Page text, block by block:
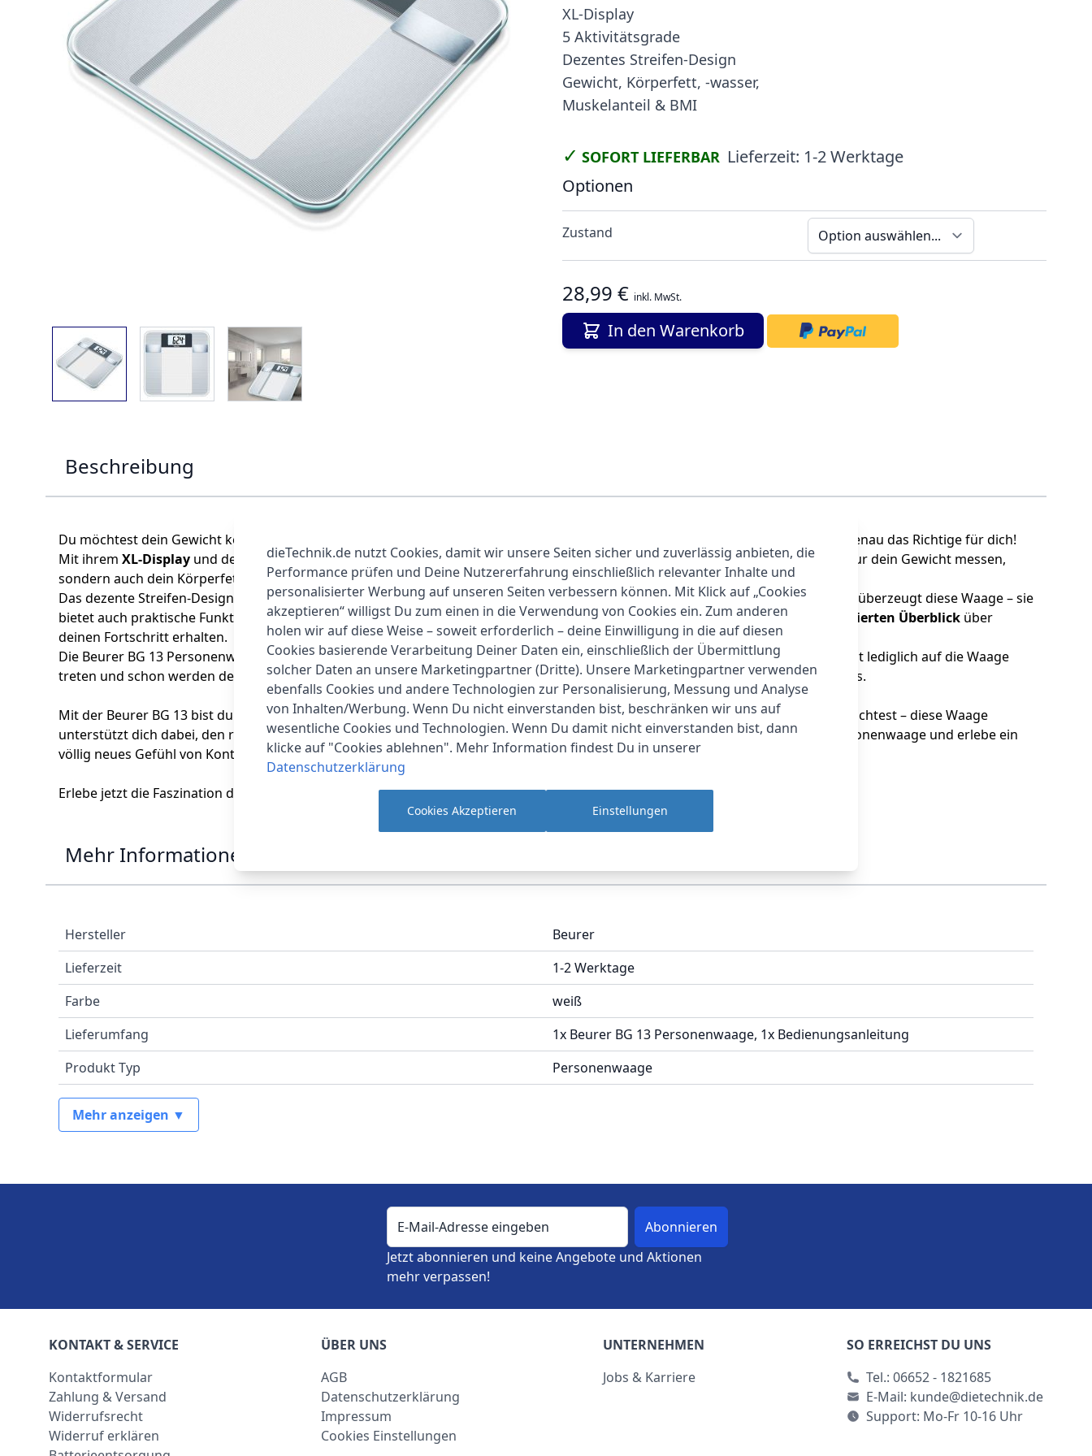
View larger imageView larger imageView larger image
XL-Display
5 Aktivitätsgrade
Dezentes Streifen-Design
Gewicht, Körperfett, -wasser,
Muskelanteil & BMI
✓ SOFORT LIEFERBAR Lieferzeit: 1-2 Werktage
Optionen
Zustand
28,99 € inkl. MwSt.
In den Warenkorb
Beschreibung
Du möchtest dein Gewicht kontrollieren und gleichzeitig deinen Körper analysieren? Dann ist die Beurer BG 13 Personenwaage genau das Richtige für dich!
Mit ihrem XL-Display und den großen, gut lesbaren Ziffern behältst du immer den Überblick über deine Werte. Du kannst nicht nur dein Gewicht messen,
sondern auch dein Körperfett, -wasser, Muskelanteil und deinen BMI ermitteln.
Das dezente Streifen-Design der
Beurer BG 13 macht sie zu einem echten Blickfang in jedem Badezimmer. Doch nicht nur optisch überzeugt diese Waage – sie
bietet auch praktische Funktionen wie die 5 Aktivitätsgrade. So kannst du deine Ergebnisse individuell anpassen und einen
detaillierten Überblick über
deinen Fortschritt erhalten.
Die Beurer BG 13 Personenwaage zeichnet sich durch ihrehochwertige Verarbeitungund ihre einfache Bedienung aus. Du musst lediglich auf die Waage
treten und schon werden deine Werte präzise ermittelt. Die robuste Bauweise sorgt zudem für eine lange Lebensdauer des Geräts.
Mit der Beurer BG 13 bist du bestens ausgestattet, um deine Ziele zu erreichen. Egal ob du abnehmen oder Muskeln aufbauen möchtest – diese Waage
unterstützt dich dabei, den richtigen Weg einzuschlagen. Vertraue auf die Genauigkeit und Zuverlässigkeit der Beurer BG 13 Personenwaage und erlebe ein
völlig neues Gefühl von Kontrolle über deinen Körper.
Erlebe jetzt die Faszination der Beurer BG 13 Personenwaage und starte noch heute in ein gesünderes und fitteres Leben!
Mehr Informationen
Hersteller
Beurer
Lieferzeit
1-2 Werktage
Farbe
weiß
Lieferumfang
1x Beurer BG 13 Personenwaage, 1x Bedienungsanleitung
Produkt Typ
Personenwaage
Mehr anzeigen ▼
E-Mail-Adresse
Jetzt abonnieren und keine Angebote und Aktionen
mehr verpassen!
KONTAKT & SERVICE
Kontaktformular
Zahlung & Versand
Widerrufsrecht
Widerruf erklären
ÜBER UNS
AGB
Datenschutzerklärung
Impressum
Cookies Einstellungen
UNTERNEHMEN
Jobs & Karriere
SO ERREICHST DU UNS
Tel.: 06652 - 1821685
E-Mail: kunde@dietechnik.de
Support: Mo-Fr 10-16 Uhr
dieTechnik.de nutzt Cookies, damit wir unsere Seiten sicher und zuverlässig anbieten, die
Performance prüfen und Deine Nutzererfahrung einschließlich relevanter Inhalte und
personalisierter Werbung auf unseren Seiten verbessern können. Mit Klick auf „Cookies
akzeptieren“ willigst Du zum einen in die Verwendung von Cookies ein. Zum anderen
holen wir auf diese Weise – soweit erforderlich – deine Einwilligung in die auf diesen
Cookies basierende Verarbeitung Deiner Daten ein, einschließlich der Übermittlung
solcher Daten an unsere Marketingpartner (Dritte). Unsere Marketingpartner verwenden
ebenfalls Cookies und andere Technologien zur Personalisierung, Messung und Analyse
von Inhalten/Werbung. Wenn Du nicht einverstanden bist, beschränken wir uns auf
wesentliche Cookies und Technologien. Wenn Du damit nicht einverstanden bist, dann
klicke auf "Cookies ablehnen". Mehr Information findest Du in unserer
Datenschutzerklärung
Cookies Akzeptieren Einstellungen